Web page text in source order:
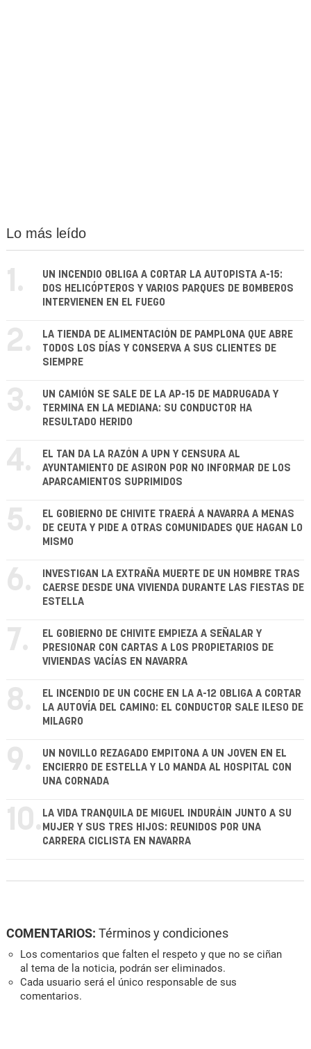
Lo más leído
1.
UN INCENDIO OBLIGA A CORTAR LA AUTOPISTA A-15:
DOS HELICÓPTEROS Y VARIOS PARQUES DE BOMBEROS
INTERVIENEN EN EL FUEGO
2.
LA TIENDA DE ALIMENTACIÓN DE PAMPLONA QUE ABRE
TODOS LOS DÍAS Y CONSERVA A SUS CLIENTES DE
SIEMPRE
3.
UN CAMIÓN SE SALE DE LA AP-15 DE MADRUGADA Y
TERMINA EN LA MEDIANA: SU CONDUCTOR HA
RESULTADO HERIDO
4.
EL TAN DA LA RAZÓN A UPN Y CENSURA AL
AYUNTAMIENTO DE ASIRON POR NO INFORMAR DE LOS
APARCAMIENTOS SUPRIMIDOS
5.
EL GOBIERNO DE CHIVITE TRAERÁ A NAVARRA A MENAS
DE CEUTA Y PIDE A OTRAS COMUNIDADES QUE HAGAN LO
MISMO
6.
INVESTIGAN LA EXTRAÑA MUERTE DE UN HOMBRE TRAS
CAERSE DESDE UNA VIVIENDA DURANTE LAS FIESTAS DE
ESTELLA
7.
EL GOBIERNO DE CHIVITE EMPIEZA A SEÑALAR Y
PRESIONAR CON CARTAS A LOS PROPIETARIOS DE
VIVIENDAS VACÍAS EN NAVARRA
8.
EL INCENDIO DE UN COCHE EN LA A-12 OBLIGA A CORTAR
LA AUTOVÍA DEL CAMINO: EL CONDUCTOR SALE ILESO DE
MILAGRO
9.
UN NOVILLO REZAGADO EMPITONA A UN JOVEN EN EL
ENCIERRO DE ESTELLA Y LO MANDA AL HOSPITAL CON
UNA CORNADA
10. LA VIDA TRANQUILA DE MIGUEL INDURÁIN JUNTO A SU
MUJER Y SUS TRES HIJOS: REUNIDOS POR UNA
CARRERA CICLISTA EN NAVARRA
COMENTARIOS: Términos y condiciones
Los comentarios que falten el respeto y que no se ciñan
al tema de la noticia, podrán ser eliminados.
Cada usuario será el único responsable de sus
comentarios.